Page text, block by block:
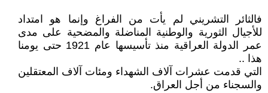
فالثائر التشريني لم يأت من الفراغ وإنما هو امتداد
للأجيال الثورية والوطنية المناضلة والمضحية على مدى
عمر الدولة العراقية منذ تأسيسها عام 1921 حتى يومنا
هذا ..
التي قدمت عشرات آلاف الشهداء ومئات آلاف المعتقلين
والسجناء من أجل العراق.